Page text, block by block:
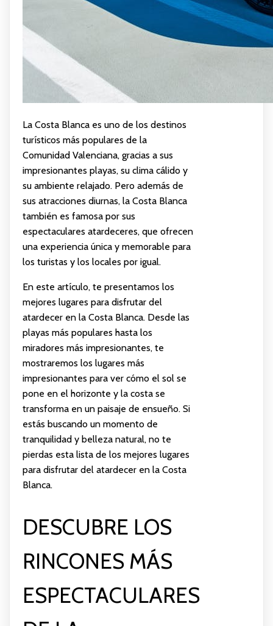
La Costa Blanca es uno de los destinos
turísticos más populares de la
Comunidad Valenciana, gracias a sus
impresionantes playas, su clima cálido y
su ambiente relajado. Pero además de
sus atracciones diurnas, la Costa Blanca
también es famosa por sus
espectaculares atardeceres, que ofrecen
una experiencia única y memorable para
los turistas y los locales por igual.
En este artículo, te presentamos los
mejores lugares para disfrutar del
atardecer en la Costa Blanca. Desde las
playas más populares hasta los
miradores más impresionantes, te
mostraremos los lugares más
impresionantes para ver cómo el sol se
pone en el horizonte y la costa se
transforma en un paisaje de ensueño. Si
estás buscando un momento de
tranquilidad y belleza natural, no te
pierdas esta lista de los mejores lugares
para disfrutar del atardecer en la Costa
Blanca.
DESCUBRE LOS
RINCONES MÁS
ESPECTACULARES